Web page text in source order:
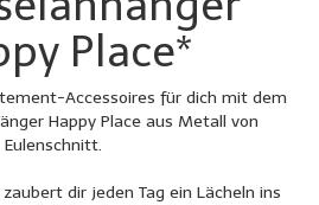
Place*
Accessoires für dich mit dem
Happy Place aus Metall von
Eulenschnitt.
dir jeden Tag ein Lächeln ins